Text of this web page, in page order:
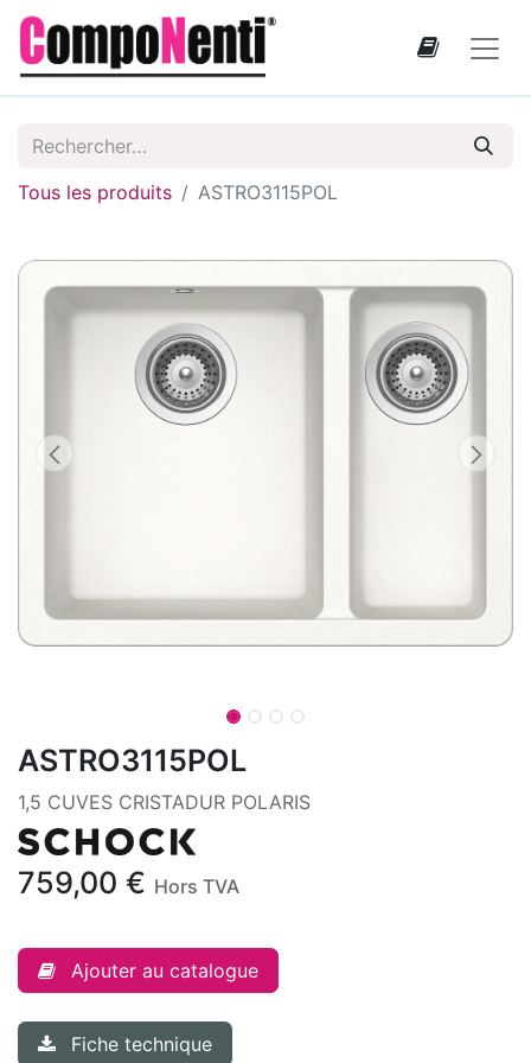
Tous les produits ASTRO3115POL
ASTRO3115POL
1,5 CUVES CRISTADUR POLARIS
759,00 € Hors TVA
Ajouter au catalogue
Fiche technique